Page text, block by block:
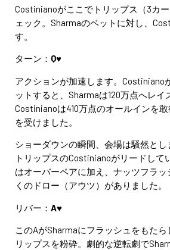
Costinianoがここでトリップス（3カ
ェック。Sharmaのベットに対し、
す。
ターン： Q♥
アクションが加速します。Costiniano
ットすると、Sharmaは120万点へレイ
Costinianoは410万点のオールインを
を受けました。
ショーダウンの瞬間、会場は騒然と
トリップスのCostinianoがリードして
はオーバーペアに加え、ナッツフラ
くのドロー（アウツ）がありました。
リバー： A♥
このAがSharmaにフラッシュをもた
リップスを粉砕。劇的な逆転劇で